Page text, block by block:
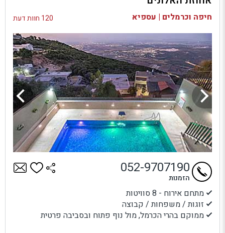
בדיקת זמינות ומחירים
חיפה וכרמלים | עספיא 120 חוות דעת
מתחם אירוח - 8 סוויטות
זוגות / משפחות / קבוצה
ממוקם בהרי הכרמל, מול נוף פתוח ובסביבה פרטית
052-9707190
הזמנות